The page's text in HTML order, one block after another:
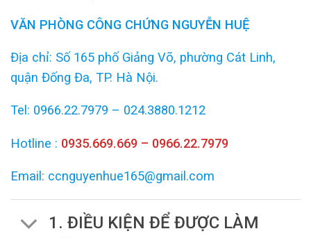
VĂN PHÒNG CÔNG CHỨNG NGUYỄN HUỆ
Địa chỉ: Số 165 phố Giảng Võ, phường Cát Linh,
quận Đống Đa, TP. Hà Nội.
Tel: 0966.22.7979 – 024.3880.1212
Hotline : 0935.669.669 – 0966.22.7979
Email: ccnguyenhue165@gmail.com
1. ĐIỀU KIỆN ĐỂ ĐƯỢC LÀM